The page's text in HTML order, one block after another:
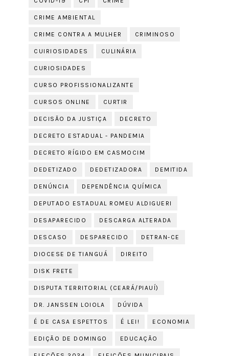
CRIME AMBIENTAL
CRIME CONTRA A MULHER CRIMINOSO
CUIRIOSIDADES CULINÁRIA
CURIOSIDADES
CURSO PROFISSIONALIZANTE
CURSOS ONLINE CURTIR
DECISÃO DA JUSTIÇA DECRETO
DECRETO ESTADUAL - PANDEMIA
DECRETO RÍGIDO EM CASMOCIM
DEDETIZADO DEDETIZADORA DEMITIDA
DENÚNCIA DEPENDÊNCIA QUÍMICA
DEPUTADO ESTADUAL ROMEU ALDIGUERI
DESAPARECIDO DESCARGA ALTERADA
DESCASO DESPARECIDO DETRAN-CE
DIOCESE DE TIANGUÁ DIREITO
DISK FRETE
DISPUTA TERRITORIAL (CEARÁ/PIAUÍ)
DR. JANSSEN LOIOLA DÚVIDA
É DE CASA ESPETTOS É LEI! ECONOMIA
EDIÇÃO DE DOMINGO EDUCAÇÃO